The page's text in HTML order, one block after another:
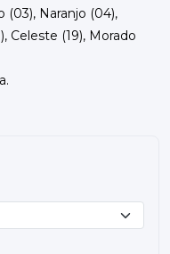
(03), Naranjo (04),
Celeste (19), Morado